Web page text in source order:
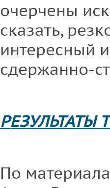
очерчены
сказать,
интересный
сдержанно-
РЕЗУЛЬТАТЫ
По